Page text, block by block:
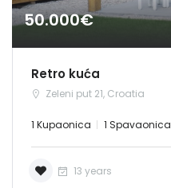
50.000€
Retro kuća
Zeleni put 21, Croatia
1 Kupaonica 1 Spavaonica
13 years